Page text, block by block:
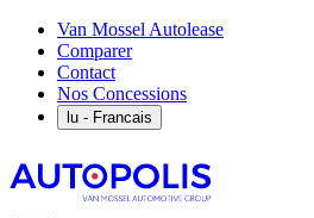
Van Mossel Autolease
Comparer
Contact
Nos Concessions
lu - Francais